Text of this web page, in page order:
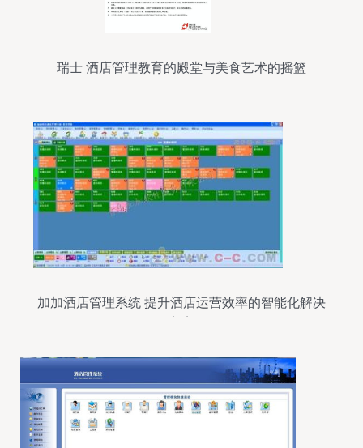
瑞士 酒店管理教育的殿堂与美食艺术的摇篮
加加酒店管理系统 提升酒店运营效率的智能化解决